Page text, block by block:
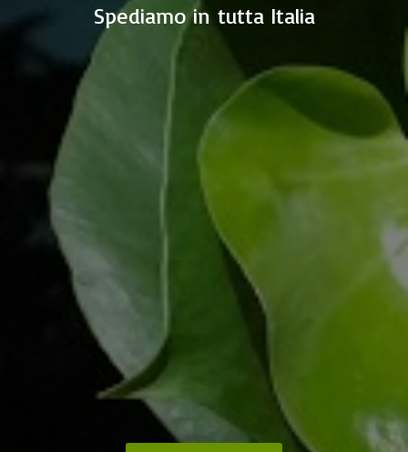
Spediamo in tutta Italia